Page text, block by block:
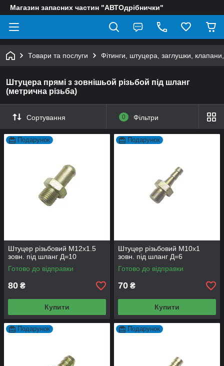
Магазин запасних частин "АВТОдрібнички"
Товари та послуги Фітинги, штуцера, заглушки,
Штуцера прямі з зовнішьой різьбой під шланг
(метрична різьба)
Сортування 0 Фільтри
Подарунок
Штуцер різьбовий М12х1.5
зовн. під шланг Д=10
Готово до відправки
80 ₴
Купити
Подарунок
Штуцер різьбовий М10х1
зовн. під шланг Д=6
Готово до відправки
70 ₴
Купити
Подарунок Подарунок